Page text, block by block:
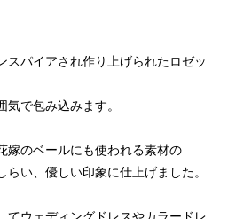
スパイアされ作り上げられたロゼッ
で包み込みます。
嫁のベールにも使われる素材の
い、優しい印象に仕上げました。